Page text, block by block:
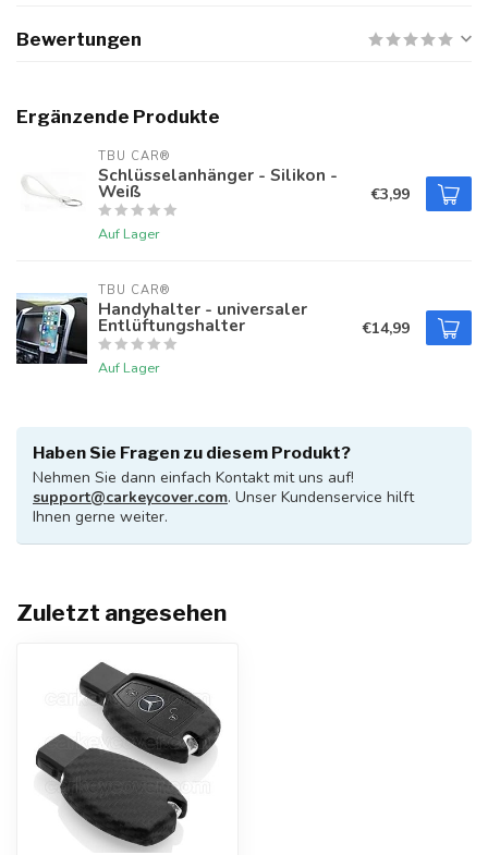
Bewertungen
Ergänzende Produkte
TBU CAR®
Schlüsselanhänger - Silikon -
Weiß
Auf Lager
€3,99
TBU CAR®
Handyhalter - universaler
Entlüftungshalter
Auf Lager
€14,99
Haben Sie Fragen zu diesem Produkt?
Nehmen Sie dann einfach Kontakt mit uns auf!
support@carkeycover.com. Unser Kundenservice hilft
Ihnen gerne weiter.
Zuletzt angesehen